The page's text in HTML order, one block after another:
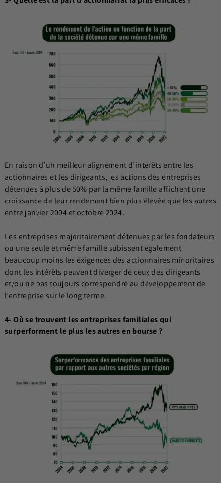
En raison d’un meilleur alignement d’intérêts entre les
actionnaires et les dirigeants, les actions des entreprises
détenues à plus de 50% par la même famille affichent une
croissance de leur rendement bien plus élevée que les autres
entre janvier 2004 et octobre 2024.
Les entreprises majoritairement détenues par les fondateurs
ou une seule et même famille subissent également
beaucoup moins les exigences des actionnaires minoritaires
dont les intérêts peuvent diverger de ceux des dirigeants
et/ou ne pas toujours correspondre au développement de
l’entreprise sur le long terme.
4- Où se trouvent les entreprises familiales qui
surperforment le plus les autres en bourse ?